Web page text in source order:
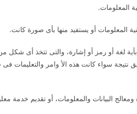
المعلومات.
أو يستفيد منها بأى صورة كانت.
بأية لغة أو رمز أو إشارة، والتى تتخذ أى شكل
سواء كانت هذه الأ وامر والتعليمات
البيانات والمعلومات، أو تقديم خدمة